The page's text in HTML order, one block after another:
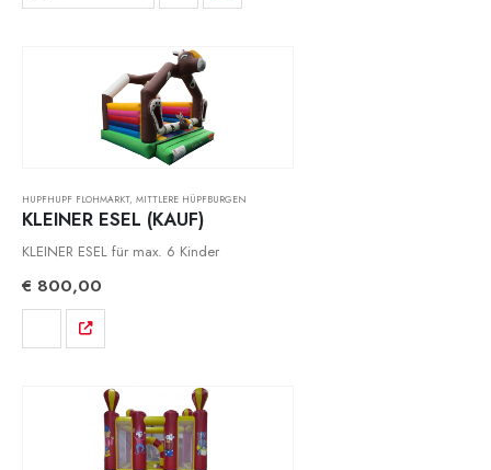
HUPFHUPF FLOHMARKT, MITTLERE HÜPFBURGEN
KLEINER ESEL (KAUF)
KLEINER ESEL für max. 6 Kinder
€ 800,00